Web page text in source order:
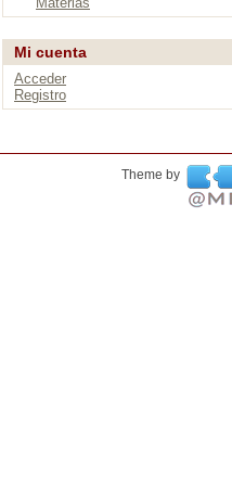
Mi cuenta
Acceder
Registro
Theme by